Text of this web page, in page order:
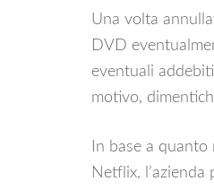
Una volta
DVD
eventuali
motivo,
In base a
Netflix,